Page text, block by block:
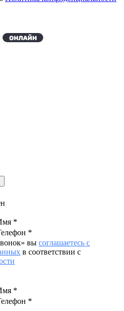
*
*
вы соглашаетесь с
в соответствии с
*
*